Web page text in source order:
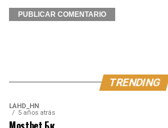
TRENDING
LAHD_HN
5 años atrás